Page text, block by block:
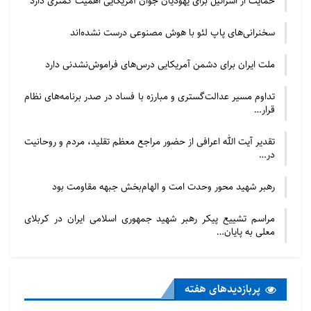
مشابه نظیر “من وتو” در برنامه “تونل زمان” تمام مصادیق
ایرانیت، از جمله
موسیقی آن مصادره به مطلوب می شود. یعنی اینکه
دینمداران و در اینجا،
مداحان قوه تولید در این عرصه را ندارند و هر چه هست
اختراع همان موزیسین
هاست.
این جریان در راستای همان حرکت جدایی مابین ایرانیت و
اسلامیت است و مفاد
آن این است که، هر موردی از ایرانیت که دارای اصالت
تاریخی، پیشرفت های
نباید در دایره دین
ریشه یابی شود. حتی اگر از شخصی مثل “مولانا” و کتاب
سخنرانی‌های پاپ لئو با هوش مصنوعی درست نشده‌اند
ملت ایران برای دشمن آمریکایی درس‌های فراموش‌نشدنی دارد
تداوم مسیر عدالت‌گستری و مبارزه با فساد در صدر برنامه‌های نظام
قرار…
تقدیر آیت الله اعرافی از حضور مراجع معظم تقلید، مردم و روحانیت
در…
رهبر شهید محور وحدت امت و الهام‌بخش جبهه مقاومت بود
مراسم تشییع پیکر رهبر شهید جمهوری اسلامی ایران در کربلای
معلی به پایان…
پربازدید‌های هفته